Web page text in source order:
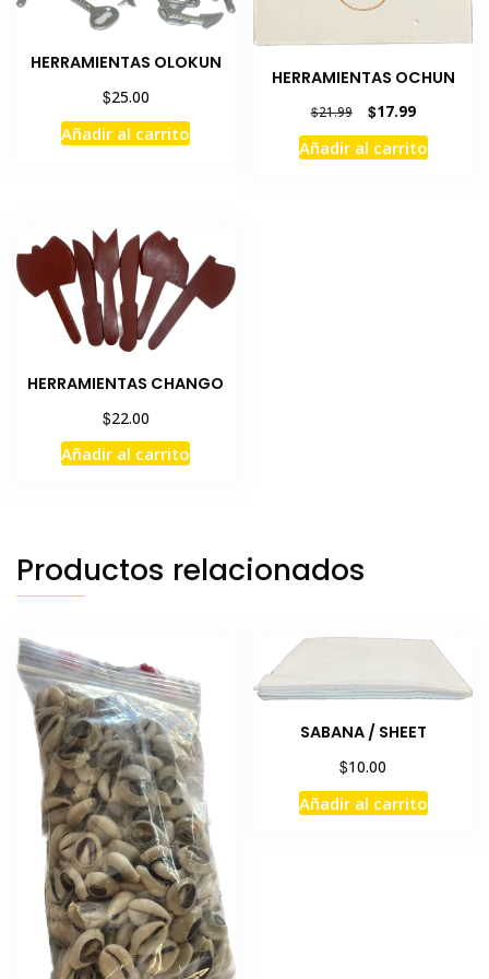
HERRAMIENTAS OLOKUN
$25.00
Añadir al carrito
HERRAMIENTAS OCHUN
$21.99
precio
original
$17.99El
precio
actual
Añadir al carrito
HERRAMIENTAS CHANGO
$22.00
Añadir al carrito
Productos relacionados
SABANA / SHEET
$10.00
Añadir al carrito